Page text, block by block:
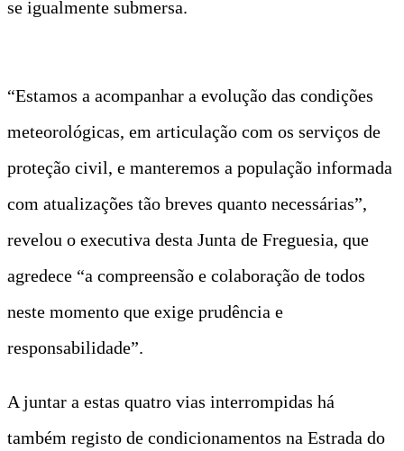
se igualmente submersa.
“Estamos a acompanhar a evolução das condições
meteorológicas, em articulação com os serviços de
proteção civil, e manteremos a população informada
com atualizações tão breves quanto necessárias”,
revelou o executiva desta Junta de Freguesia, que
agredece “a compreensão e colaboração de todos
neste momento que exige prudência e
responsabilidade”.
A juntar a estas quatro vias interrompidas há
também registo de condicionamentos na Estrada do